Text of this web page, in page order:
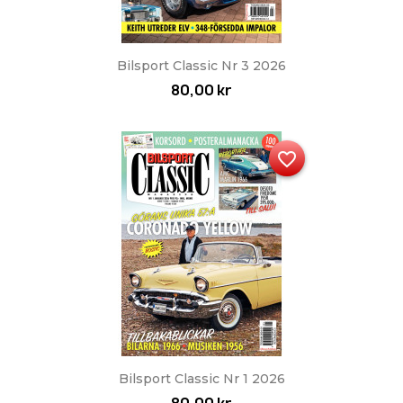
Bilsport Classic Nr 3 2026
80,00 kr
Bilsport Classic Nr 1 2026
favorite_border